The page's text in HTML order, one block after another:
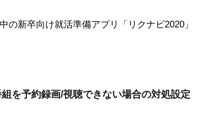
の新卒向け就活準備アプリ「リクナビ2020」
を予約録画/視聴できない場合の対処設定